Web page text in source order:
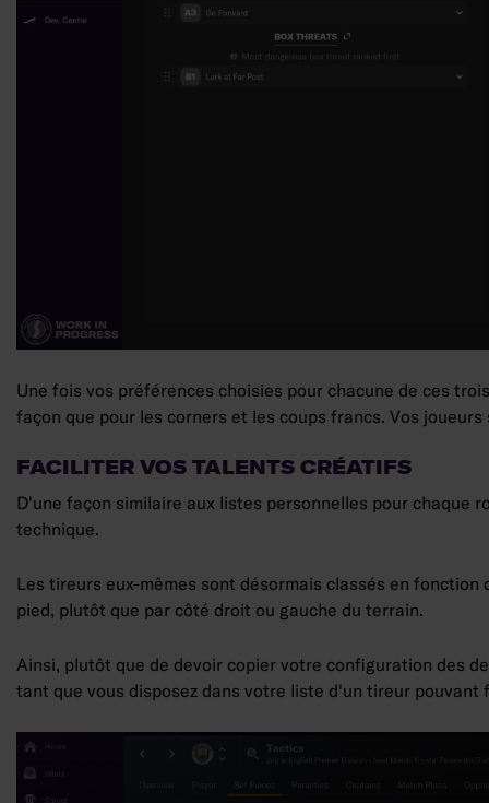
Une fois vos préférences choisies pour chacune de ces
façon que pour les corners et les coups francs. Vos
FACILITER VOS TALENTS CRÉATIFS
D'une façon similaire aux listes personnelles pour
technique.
Les tireurs eux-mêmes sont désormais classés en
pied, plutôt que par côté droit ou gauche du terrain.
Ainsi, plutôt que de devoir copier votre configuration des
tant que vous disposez dans votre liste d'un tireur pouvant